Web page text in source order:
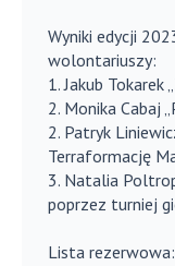
Wyniki edycji
wolontariuszy:
1. Jakub
2. Monika Cabaj
2. Patryk
Terraformację
3. Natalia
poprzez turniej
Lista rezerwowa: